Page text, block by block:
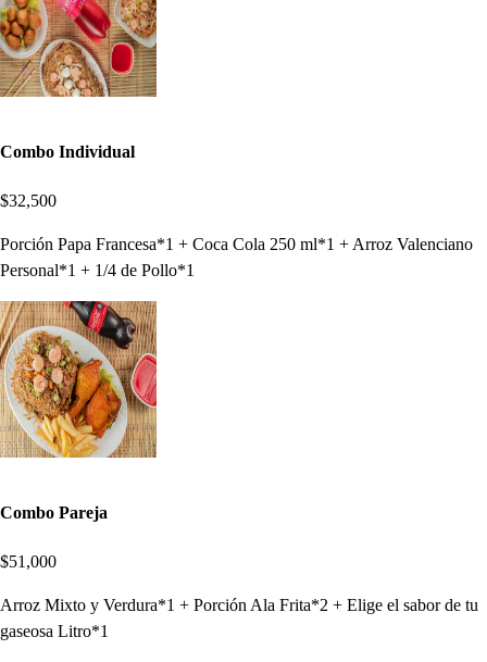
Combo Individual
$32,500
Porción Papa Francesa*1 + Coca Cola 250 ml*1 + Arroz Valenciano
Personal*1 + 1/4 de Pollo*1
Combo Pareja
$51,000
Arroz Mixto y Verdura*1 + Porción Ala Frita*2 + Elige el sabor de tu
gaseosa Litro*1